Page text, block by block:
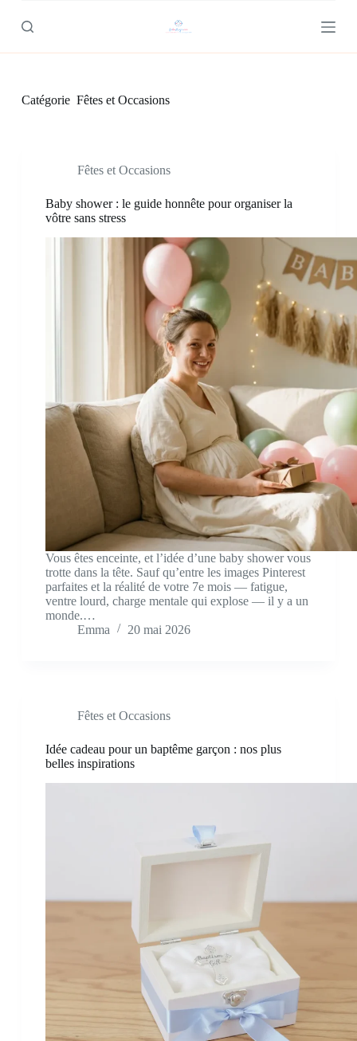
s
Catégorie Fêtes et Occasions
Fêtes et Occasions
Baby shower : le guide honnête pour organiser la
vôtre sans stress
Vous êtes enceinte, et l’idée d’une baby shower vous
trotte dans la tête. Sauf qu’entre les images Pinterest
parfaites et la réalité de votre 7e mois — fatigue,
ventre lourd, charge mentale qui explose — il y a un
monde.…
Emma
20 mai 2026
Fêtes et Occasions
Idée cadeau pour un baptême garçon : nos plus
belles inspirations